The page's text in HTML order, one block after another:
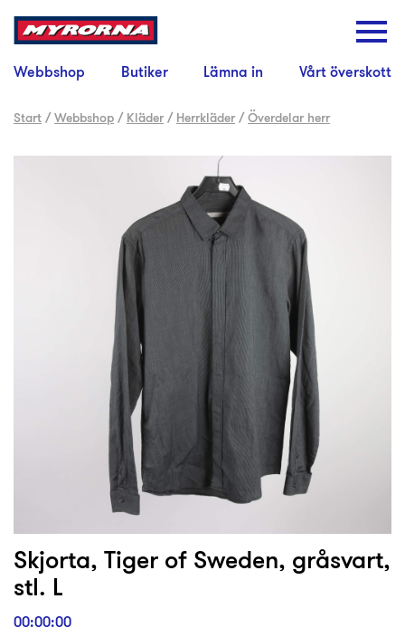
Webbshop Butiker Lämna in Vårt överskott
Start /Webbshop / Kläder / Herrkläder /Överdelar herr
Skjorta, Tiger of Sweden, gråsvart,
stl. L
00:00:00